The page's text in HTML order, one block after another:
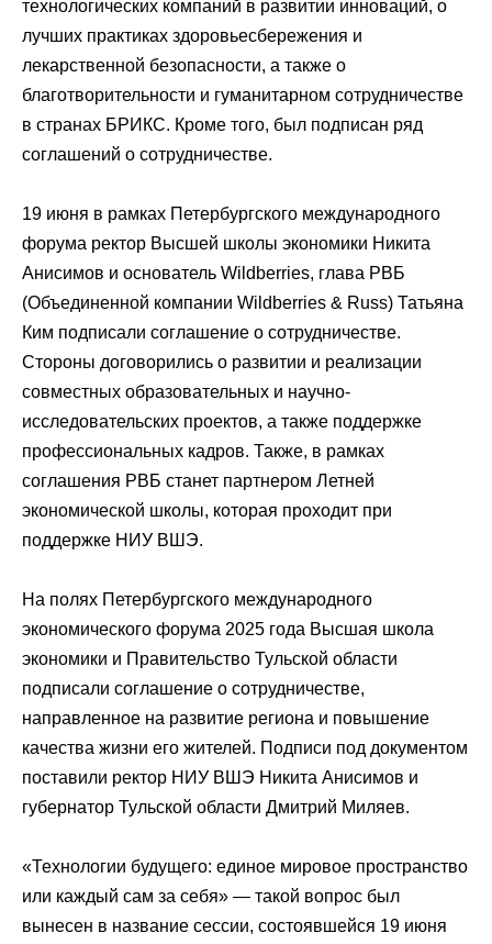
технологических компаний в развитии инноваций, о
лучших практиках здоровьесбережения и
лекарственной безопасности, а также о
благотворительности и гуманитарном сотрудничестве
в странах БРИКС. Кроме того, был подписан ряд
соглашений о сотрудничестве.
19 июня в рамках Петербургского международного
форума ректор Высшей школы экономики Никита
Анисимов и основатель Wildberries, глава РВБ
(Объединенной компании Wildberries & Russ) Татьяна
Ким подписали соглашение о сотрудничестве.
Стороны договорились о развитии и реализации
совместных образовательных и научно-
исследовательских проектов, а также поддержке
профессиональных кадров. Также, в рамках
соглашения РВБ станет партнером Летней
экономической школы, которая проходит при
поддержке НИУ ВШЭ.
На полях Петербургского международного
экономического форума 2025 года Высшая школа
экономики и Правительство Тульской области
подписали соглашение о сотрудничестве,
направленное на развитие региона и повышение
качества жизни его жителей. Подписи под документом
поставили ректор НИУ ВШЭ Никита Анисимов и
губернатор Тульской области Дмитрий Миляев.
«Технологии будущего: единое мировое пространство
или каждый сам за себя» — такой вопрос был
вынесен в название сессии, состоявшейся 19 июня